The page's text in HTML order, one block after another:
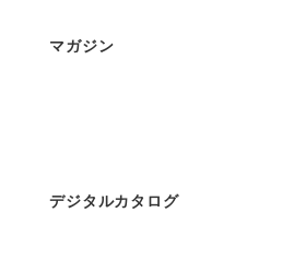
マガジン
デジタルカタログ